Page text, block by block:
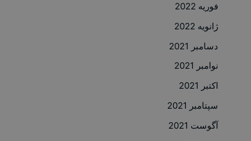
فوریه 2022
ژانویه 2022
دسامبر 2021
نوامبر 2021
اکتبر 2021
سپتامبر 2021
آگوست 2021